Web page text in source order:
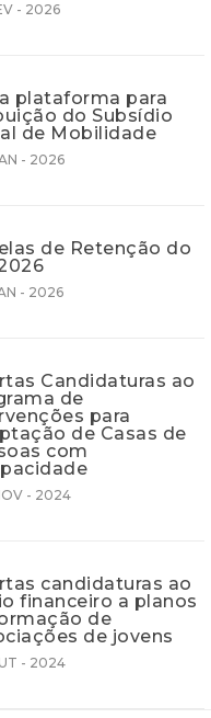
- 2026
plataforma para
do Subsídio
de Mobilidade
- 2026
de Retenção do
- 2026
Candidaturas ao
de
para
de Casas de
com
- 2024
candidaturas ao
financeiro a planos
de
de jovens
- 2024